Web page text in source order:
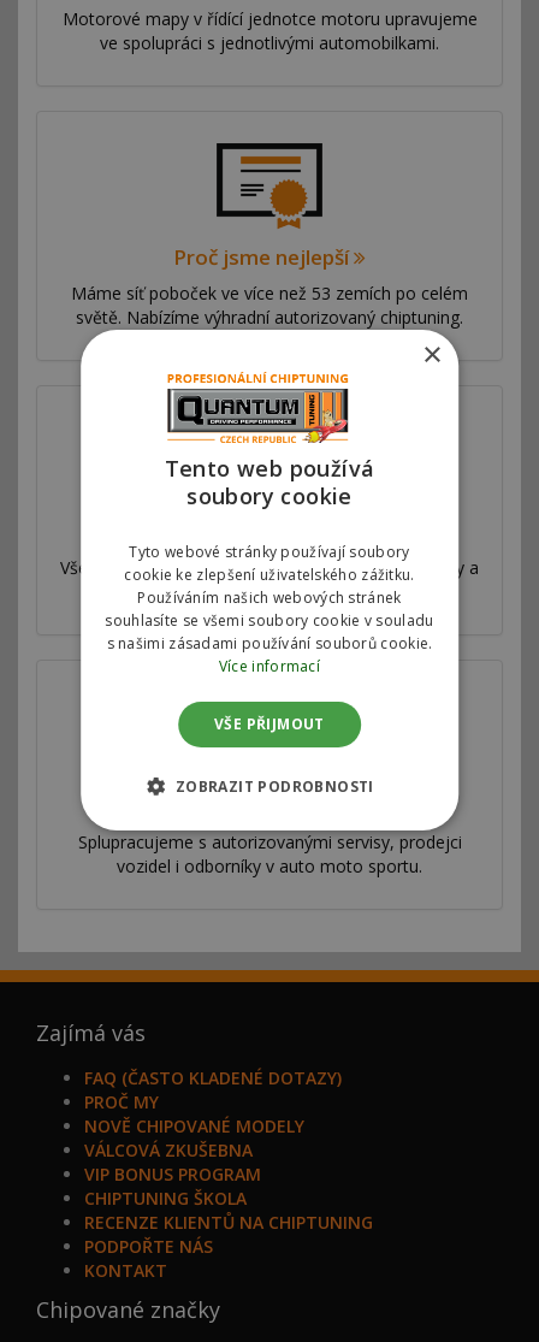
Motorové mapy v řídící jednotce motoru upravujeme
ve spolupráci s jednotlivými automobilkami.
Proč jsme nejlepší
Máme síť poboček ve více než 53 zemích po celém
světě. Nabízíme výhradní autorizovaný chiptuning.
Všechny naše úpravy jsou velmi důkladně testovány a
měřeny na profesionální válcové zkušebně.
Splupracujeme s autorizovanými servisy, prodejci
vozidel i odborníky v auto moto sportu.
Zajímá vás
FAQ (ČASTO KLADENÉ DOTAZY)
PROČ MY
NOVĚ CHIPOVANÉ MODELY
VÁLCOVÁ ZKUŠEBNA
VIP BONUS PROGRAM
CHIPTUNING ŠKOLA
RECENZE KLIENTŮ NA CHIPTUNING
PODPOŘTE NÁS
KONTAKT
Chipované značky
×
Tento web používá
soubory cookie
Tyto webové stránky používají soubory
cookie ke zlepšení uživatelského zážitku.
Používáním našich webových stránek
souhlasíte se všemi soubory cookie v souladu
s našimi zásadami používání souborů cookie.
Více informací
VŠE PŘIJMOUT
ZOBRAZIT PODROBNOSTI